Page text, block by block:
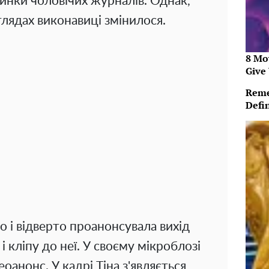
виконавиці змінилося.
відверто проанонсувала вихід
і кліпу до неї. У своєму мікроблозі
У кадрі Тіна з'являється
8
Give